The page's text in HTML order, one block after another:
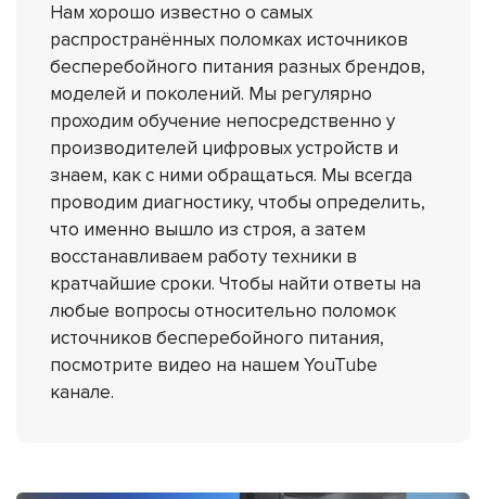
Нам хорошо известно о самых
распространённых поломках источников
бесперебойного питания разных брендов,
моделей и поколений. Мы регулярно
проходим обучение непосредственно у
производителей цифровых устройств и
знаем, как с ними обращаться. Мы всегда
проводим диагностику, чтобы определить,
что именно вышло из строя, а затем
восстанавливаем работу техники в
кратчайшие сроки. Чтобы найти ответы на
любые вопросы относительно поломок
источников бесперебойного питания,
посмотрите видео на нашем YouTube
канале.